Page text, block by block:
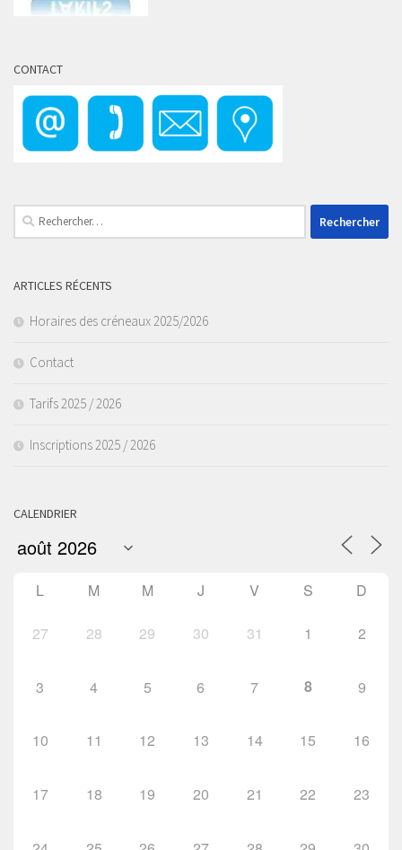
CONTACT
Rechercher :
ARTICLES RÉCENTS
Horaires des créneaux 2025/2026
Contact
Tarifs 2025 / 2026
Inscriptions 2025 / 2026
CALENDRIER
L M M J V S D
27 28 29 30 31 1 2
3 4 5 6 7 8 9
10 11 12 13 14 15 16
17 18 19 20 21 22 23